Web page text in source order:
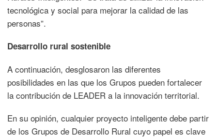
tecnológica y social para mejorar la calidad de las
personas”.
Desarrollo rural sostenible
A continuación, desglosaron las diferentes
posibilidades en las que los Grupos pueden fortalecer
la contribución de LEADER a la innovación territorial.
En su opinión, cualquier proyecto inteligente debe partir
de los Grupos de Desarrollo Rural cuyo papel es clave